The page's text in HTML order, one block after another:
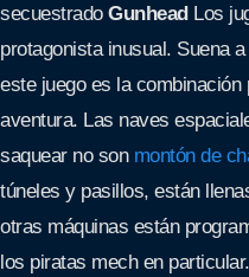
secuestrado GunheadLos
protagonista inusual. Suena
este juego es la
aventura. Las naves
saquear no son montón de
túneles y pasillos, están
otras máquinas están
los piratas mech en